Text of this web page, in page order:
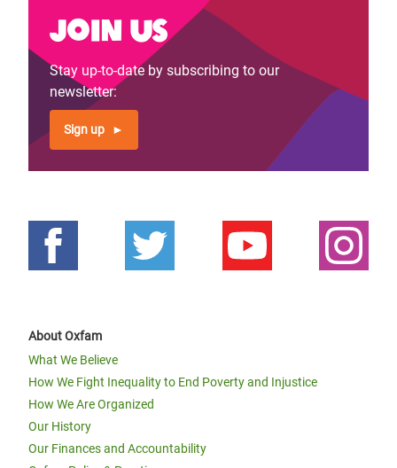
Join us
Stay up-to-date by subscribing to our
newsletter:
Sign up
About Oxfam
What We Believe
How We Fight Inequality to End Poverty and Injustice
How We Are Organized
Our History
Our Finances and Accountability